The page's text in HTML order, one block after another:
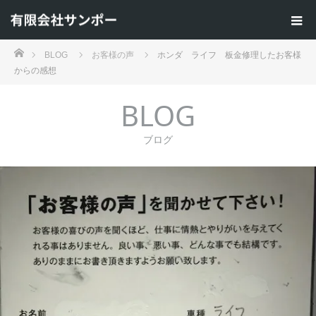
ホームBLOG お客様の声
ホンダ ライフ 板金修理したお客様
からの感想
BLOG
ブログ